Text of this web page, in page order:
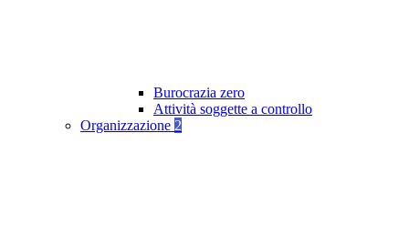
Burocrazia zero
Attività soggette a controllo
Organizzazione 2